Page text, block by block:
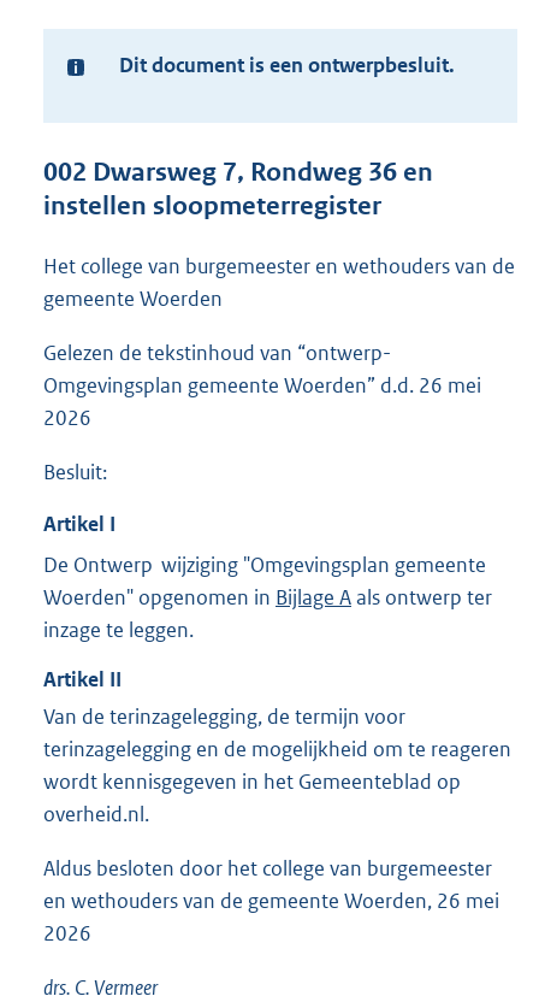
Ter
Dit document is een ontwerpbesluit.
002 Dwarsweg 7, Rondweg 36 en
instellen sloopmeterregister
Het college van burgemeester en wethouders van de
gemeente Woerden
Gelezen de tekstinhoud van “ontwerp-
Omgevingsplan gemeente Woerden” d.d. 26 mei
2026
Besluit:
Artikel I
De Ontwerp wijziging "Omgevingsplan gemeente
Woerden" opgenomen in Bijlage Aals ontwerp ter
inzage te leggen.
Artikel II
Van de terinzagelegging, de termijn voor
terinzagelegging en de mogelijkheid om te reageren
wordt kennisgegeven in het Gemeenteblad op
overheid.nl.
Aldus besloten door het college van burgemeester
en wethouders van de gemeente Woerden, 26 mei
2026
drs. C. Vermeer